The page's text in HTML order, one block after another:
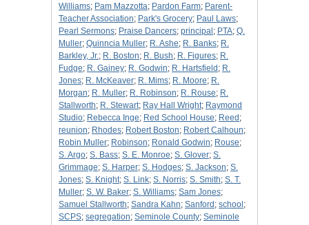
Williams; Pam Mazzotta; Pardon Farm; Parent-
Teacher Association; Park's Grocery; Paul Laws;
Pearl Sermons; Praise Dancers; principal ; PTA; Q.
Muller; Quinncia Muller; R. Ashe; R. Banks; R.
Barkley, Jr.; R. Boston; R. Bush; R. Figures; R.
Fudge; R. Gainey; R. Godwin; R. Hartsfield ; R.
Jones; R. McKeaver; R. Mims; R. Moore; R.
Morgan; R. Muller; R. Robinson; R. Rouse; R.
Stallworth; R. Stewart; Ray Hall Wright; Raymond
Studio; Rebecca Inge; Red School House; Reed ;
reunion; Rhodes; Robert Boston; Robert Calhoun;
Robin Muller; Robinson; Ronald Godwin; Rouse;
S. Argo; S. Bass; S. E. Monroe; S. Glover; S.
Grimmage; S. Harper; S. Hodges; S. Jackson; S.
Jones; S. Knight; S. Link; S. Norris; S. Smith; S. T.
Muller; S. W. Baker; S. Williams; Sam Jones;
Samuel Stallworth; Sandra Kahn; Sanford ; school ;
SCPS; segregation; Seminole County; Seminole